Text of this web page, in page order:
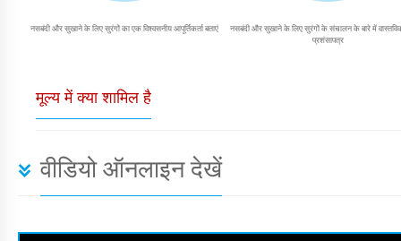
नसबंदी और सुखाने के लिए सुरंगों का एक विश्वसनीय आपूर्तिकर्ता बताएं
नसबंदी और सुखाने के लिए सुरंगों के संचालन के बारे में
प्रशंसापत्र
मूल्य में क्या शामिल है
वीडियो ऑनलाइन देखें